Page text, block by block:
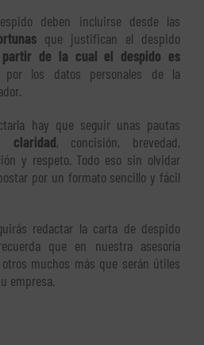
deben incluirse desde las
que justifican el despido
de la cual el despido es
por los datos personales de la
hay que seguir unas pautas
claridad, concisión, brevedad,
y respeto. Todo eso sin olvidar
por un formato sencillo y fácil
redactar la carta de despido
que en nuestra asesoría
muchos más que serán útiles
empresa.